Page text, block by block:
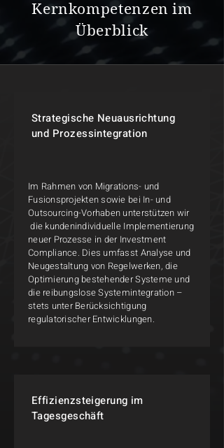
Kernkompetenzen im
Überblick
Strategische Neuausrichtung
und Prozessintegration
Im Rahmen von Migrations- und
Fusionsprojekten sowie bei In- und
Outsourcing-Vorhaben unterstützen wir
die kundenindividuelle Implementierung
neuer Prozesse in der Investment
Compliance. Dies umfasst Analyse und
Neugestaltung von Regelwerken, die
Optimierung bestehender Systeme und
die reibungslose Systemintegration –
stets unter Berücksichtigung
regulatorischer Entwicklungen.
Effizienzsteigerung im
Tagesgeschäft